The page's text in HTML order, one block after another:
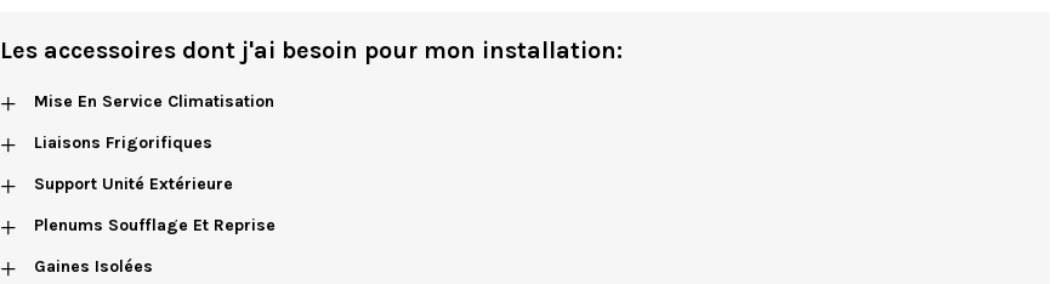
Les accessoires dont j'ai besoin pour mon installation:
+ Mise En Service Climatisation
+ Liaisons Frigorifiques
+ Support Unité Extérieure
+ Plenums Soufflage Et Reprise
+ Gaines Isolées